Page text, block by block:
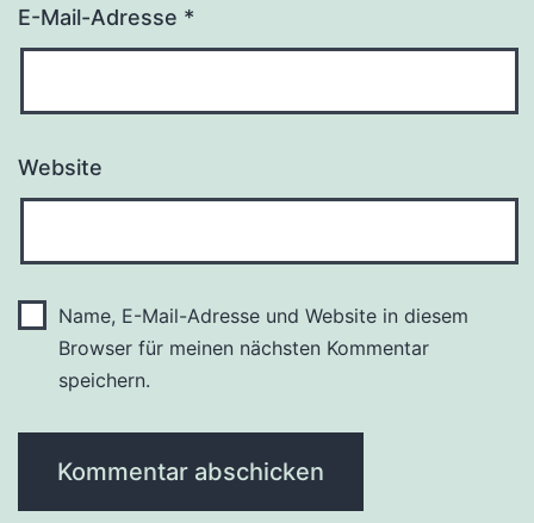
E-Mail-Adresse *
Website
Name, E-Mail-Adresse und Website in diesem
Browser für meinen nächsten Kommentar
speichern.